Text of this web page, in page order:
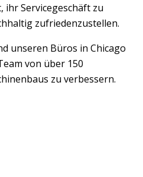
Servicegeschäft zu
zufriedenzustellen.
unseren Büros in Chicago
von über 150
zu verbessern.